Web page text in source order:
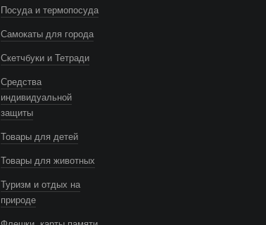
Посуда и термопосуда
Самокаты для города
Скетчбуки и Тетради
Средства
индивидуальной
защиты
Товары для детей
Товары для животных
Туризм и отдых на
природе